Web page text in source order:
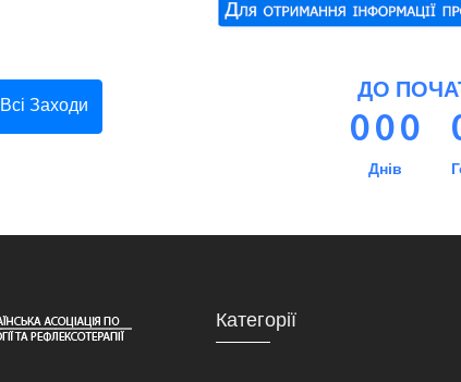
Всі Заходи ДО
000
Днів
Категорії